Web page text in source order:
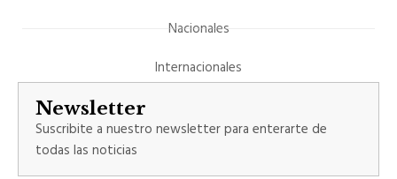
Nacionales
Internacionales
Newsletter
Suscribite a nuestro newsletter para enterarte de
todas las noticias